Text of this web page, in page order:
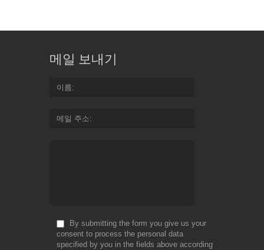
메일 보내기
이름
메일 주소
By submitting the form you give us your
consent to process the personal data
specified by you in the fields above according